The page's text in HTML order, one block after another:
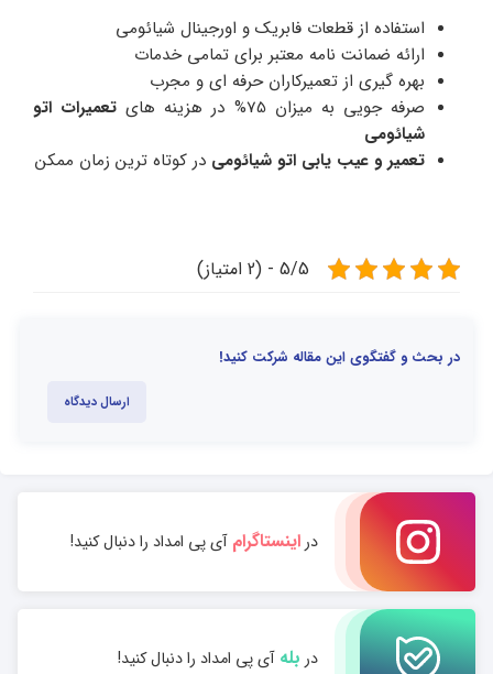
استفاده از قطعات فابریک و اورجینال شیائومی
ارائه ضمانت نامه معتبر برای تمامی خدمات
بهره گیری از تعمیرکاران حرفه ای و مجرب
صرفه جویی به میزان 75% در هزینه های
تعمیرات اتو
شیائومی
تعمیر و عیب یابی اتو شیائومی در کوتاه ترین زمان ممکن
5/5 - (2 امتیاز)
در بحث و گفتگوی این مقاله شرکت کنید!
ارسال دیدگاه
دراینستاگرامآی پی امداد را دنبال کنید!
در بلهآی پی امداد را دنبال کنید!